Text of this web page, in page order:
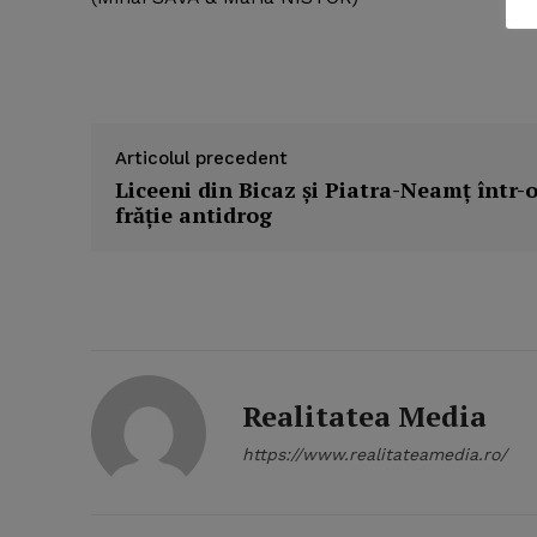
Articolul precedent
Liceeni din Bicaz şi Piatra-Neamţ într-o
frăţie antidrog
Realitatea Media
https://www.realitateamedia.ro/